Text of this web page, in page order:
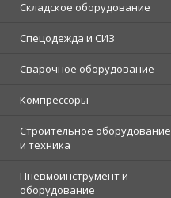
Складское оборудование
Спецодежда и СИЗ
Сварочное оборудование
Компрессоры
Строительное оборудование
и техника
Пневмоинструмент и
оборудование